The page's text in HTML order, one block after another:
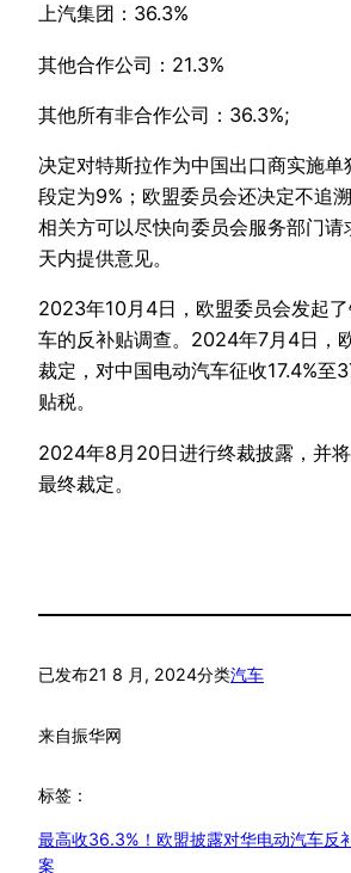
上汽集团：36.3%
其他合作公司：21.3%
其他所有非合作公司：36.3%;
决定对特斯拉作为中国出口商实施
段定为9%；欧盟委员会还决定不追溯
相关方可以尽快向委员会服务部门请
天内提供意见。
2023年10月4日，欧盟委员会发起
车的反补贴调查。2024年7月4日，
裁定，对中国电动汽车征收17.4%至
贴税。
2024年8月20日进行终裁披露，并
最终裁定。
已发布21 8 月, 2024分类汽车
来自振华网
标签：
最高收36.3%！欧盟披露对华电动汽车反
案